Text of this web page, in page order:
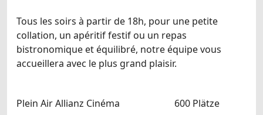
Tous les soirs à partir de 18h, pour une petite
collation, un apéritif festif ou un repas
bistronomique et équilibré, notre équipe vous
accueillera avec le plus grand plaisir.
Plein Air Allianz Cinéma 600 Plätze